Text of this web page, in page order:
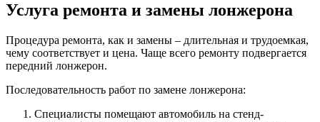
Услуга ремонта и замены лонжерона
Процедура ремонта, как и замены – длительная и трудоемкая,
чему соответствует и цена. Чаще всего ремонту подвергается
передний лонжерон.
Последовательность работ по замене лонжерона:
Специалисты помещают автомобиль на стенд-